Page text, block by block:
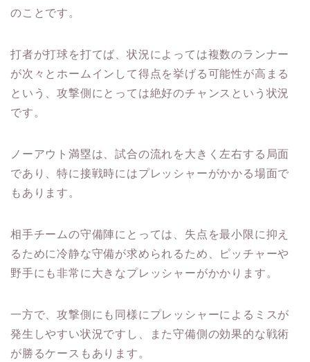
のことです。
打者が打球を打てば、状況によっては複数のランナー
が次々とホームインして得点を挙げる可能性が高まる
という、攻撃側にとっては絶好のチャンスという状況
です。
ノーアウト満塁は、試合の流れを大きく左右する局面
であり、特に接戦時にはプレッシャーがかかる場面で
もあります。
相手チームの守備陣にとっては、失点を最小限に抑え
るために冷静な守備が求められるため、ピッチャーや
野手にも非常に大きなプレッシャーがかかります。
一方で、攻撃側にも同様にプレッシャーによるミスが
発生しやすい状況ですし、また守備側の効果的な戦術
が勝るケースもあります。